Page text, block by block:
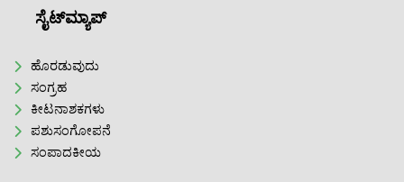
ಸೈಟ್‌ಮ್ಯಾಪ್
ಹೊರಡುವುದು
ಸಂಗ್ರಹ
ಕೀಟನಾಶಕಗಳು
ಪಶುಸಂಗೋಪನೆ
ಸಂಪಾದಕೀಯ